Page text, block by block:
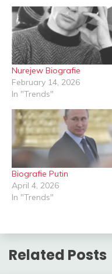
Nurejew Biografie
February 14, 2026
In "Trends"
Biografie Putin
April 4, 2026
In "Trends"
Related Posts